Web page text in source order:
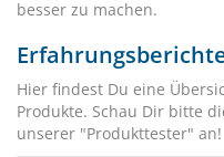
besser zu machen.
Hier findest Du eine
Produkte. Schau Dir bitte
unserer "Produkttester" an!